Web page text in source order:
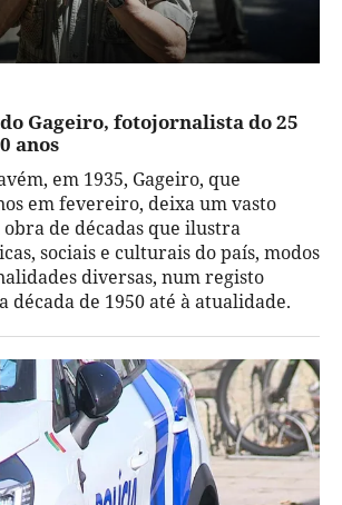
Gageiro, fotojornalista do 25
anos
em 1935, Gageiro, que
em fevereiro, deixa um vasto
de décadas que ilustra
sociais e culturais do país, modos
diversas, num registo
década de 1950 até à atualidade.